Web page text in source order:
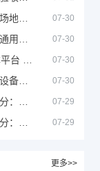
07-30
07-30
07-30
07-30
07-29
07-29
更多>>